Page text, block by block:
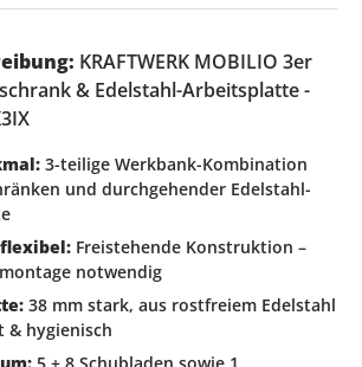
KRAFTWERK MOBILIO 3er
& Edelstahl-Arbeitsplatte -
3-teilige Werkbank-Kombination
und durchgehender Edelstahl-
Freistehende Konstruktion –
notwendig
38 mm stark, aus rostfreiem Edelstahl
& hygienisch
5 + 8 Schubladen sowie 1